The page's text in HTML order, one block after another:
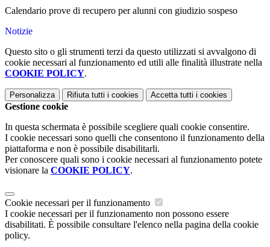
Calendario prove di recupero per alunni con giudizio sospeso
Notizie
Questo sito o gli strumenti terzi da questo utilizzati si avvalgono di
cookie necessari al funzionamento ed utili alle finalità illustrate nella
COOKIE POLICY.
Personalizza Rifiuta tutti i cookies Accetta tutti i cookies
Gestione cookie
In questa schermata è possibile scegliere quali cookie consentire.
I cookie necessari sono quelli che consentono il funzionamento della
piattaforma e non è possibile disabilitarli.
Per conoscere quali sono i cookie necessari al funzionamento potete
visionare la COOKIE POLICY.
Cookie necessari per il funzionamento
I cookie necessari per il funzionamento non possono essere
disabilitati. È possibile consultare l'elenco nella pagina della cookie
policy.